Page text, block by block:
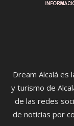
Dream Alcalá es
y turismo de
de las redes
de noticias por